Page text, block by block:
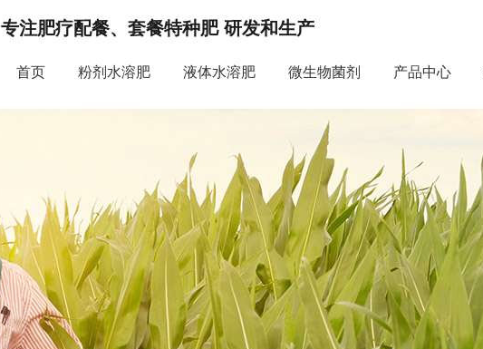
专注肥疗配餐、套餐特种肥 研发和生产
首页 粉剂水溶肥 液体水溶肥 微生物菌剂 产品中心